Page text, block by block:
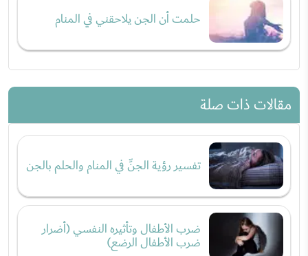
حلمت أن الجن يلاحقني في المنام
مقالات ذات صلة
تفسير رؤية الجنِّ في المنام والحلم بالجن
ضرب الأطفال وتأثيره النفسي (أضرار
ضرب الأطفال الرضع)